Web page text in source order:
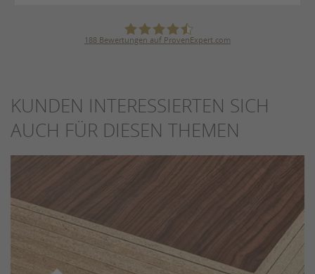
188 Bewertungen auf ProvenExpert.com
KUNDEN INTERESSIERTEN SICH
AUCH FÜR DIESEN THEMEN